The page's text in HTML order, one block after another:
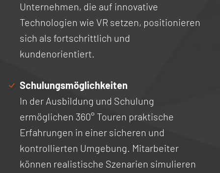
Unternehmen, die auf innovative
Technologien wie VR setzen, positionieren
sich als fortschrittlich und
kundenorientiert.
Schulungsmöglichkeiten
In der Ausbildung und Schulung
ermöglichen 360° Touren praktische
Erfahrungen in einer sicheren und
kontrollierten Umgebung. Mitarbeiter
können realistische Szenarien simulieren